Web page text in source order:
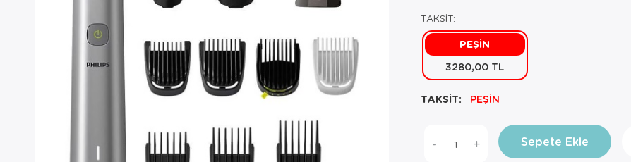
TAKSİT:
PEŞİN
3280,00 TL
TAKSİT: PEŞİN
- + Sepete Ekle